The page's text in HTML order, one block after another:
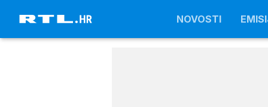
NOVOSTI
NOVOSTI